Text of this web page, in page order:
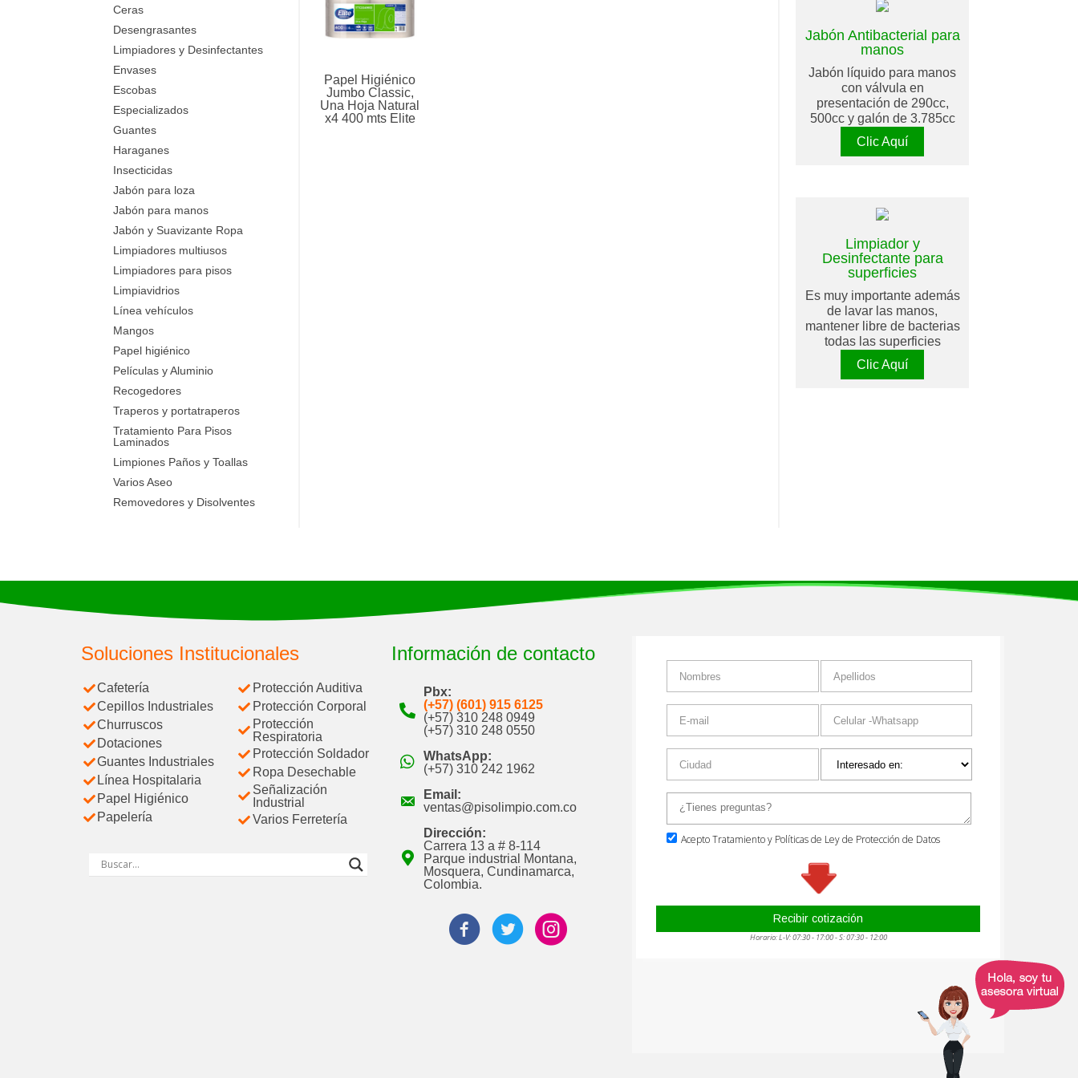
Ceras
Desengrasantes
Limpiadores y Desinfectantes
Envases
Escobas
Especializados
Guantes
Haraganes
Insecticidas
Jabón para loza
Jabón para manos
Jabón y Suavizante Ropa
Limpiadores multiusos
Limpiadores para pisos
Limpiavidrios
Línea vehículos
Mangos
Papel higiénico
Películas y Aluminio
Recogedores
Traperos y portatraperos
Tratamiento Para Pisos
Laminados
Limpiones Paños y Toallas
Varios Aseo
Removedores y Disolventes
Papel Higiénico
Jumbo Classic,
Una Hoja Natural
x4 400 mts Elite
Jabón Antibacterial para
manos
Jabón líquido para manos
con válvula en
presentación de 290cc,
500cc y galón de 3.785cc
Clic Aquí
Limpiador y
Desinfectante para
superficies
Es muy importante además
de lavar las manos,
mantener libre de bacterias
todas las superficies
Clic Aquí
Soluciones Institucionales
Cafetería
Cepillos Industriales
Churruscos
Dotaciones
Guantes Industriales
Línea Hospitalaria
Papel Higiénico
Papelería
Protección Auditiva
Protección Corporal
Protección
Respiratoria
Protección Soldador
Ropa Desechable
Señalización
Industrial
Varios Ferretería
Información de contacto
Pbx:
(+57) (601) 915 6125
(+57) 310 248 0949
(+57) 310 248 0550
WhatsApp:
(+57) 310 242 1962
Email:
ventas@pisolimpio.com.co
Dirección:
Carrera 13 a # 8-114
Parque industrial Montana,
Mosquera, Cundinamarca,
Colombia.